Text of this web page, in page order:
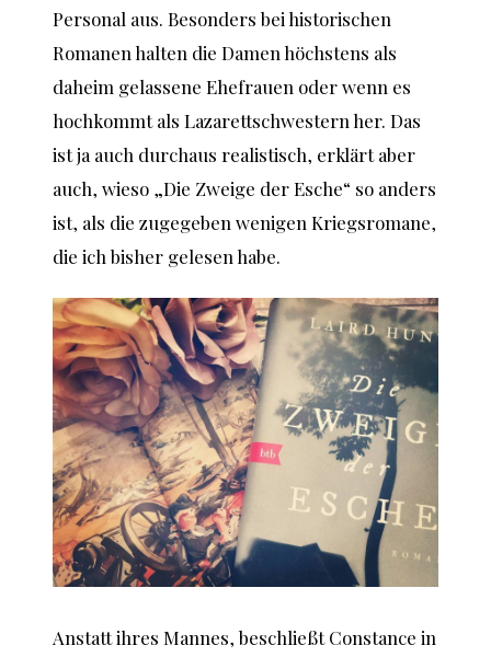
Personal aus. Besonders bei historischen
Romanen halten die Damen höchstens als
daheim gelassene Ehefrauen oder wenn es
hochkommt als Lazarettschwestern her. Das
ist ja auch durchaus realistisch, erklärt aber
auch, wieso „Die Zweige der Esche“ so anders
ist, als die zugegeben wenigen Kriegsromane,
die ich bisher gelesen habe.
Anstatt ihres Mannes, beschließt Constance in